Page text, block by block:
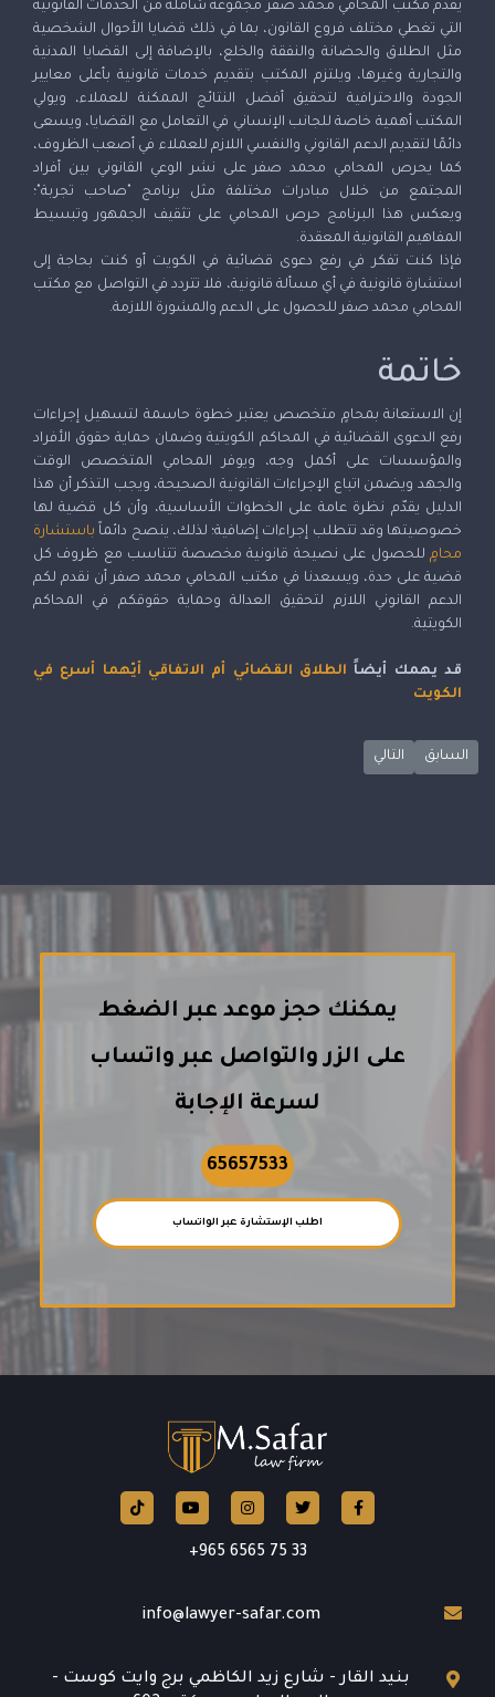
يقدّم مكتب المحامي محمد صفر مجموعة شاملة من الخدمات القانونية
التي تغطي مختلف فروع القانون، بما في ذلك قضايا الأحوال الشخصية
مثل الطلاق والحضانة والنفقة والخلع، بالإضافة إلى القضايا المدنية
والتجارية وغيرها، ويلتزم المكتب بتقديم خدمات قانونية بأعلى معايير
الجودة والاحترافية لتحقيق أفضل النتائج الممكنة للعملاء، ويولي
المكتب أهمية خاصة للجانب الإنساني في التعامل مع القضايا، ويسعى
دائمًا لتقديم الدعم القانوني والنفسي اللازم للعملاء في أصعب الظروف،
كما يحرص المحامي محمد صفر على نشر الوعي القانوني بين أفراد
المجتمع من خلال مبادرات مختلفة مثل برنامج "صاحب تجربة"؛
ويعكس هذا البرنامج حرص المحامي على تثقيف الجمهور وتبسيط
المفاهيم القانونية المعقدة.
فإذا كنت تفكر في رفع دعوى قضائية في الكويت أو كنت بحاجة إلى
استشارة قانونية في أي مسألة قانونية، فلا تتردد في التواصل مع مكتب
المحامي محمد صفر للحصول على الدعم والمشورة اللازمة.
خاتمة
إن الاستعانة بمحامٍ متخصص يعتبر خطوة حاسمة لتسهيل إجراءات
رفع الدعوى القضائية في المحاكم الكويتية وضمان حماية حقوق الأفراد
والمؤسسات على أكمل وجه، ويوفر المحامي المتخصص الوقت
والجهد ويضمن اتباع الإجراءات القانونية الصحيحة، ويجب التذكر أن هذا
الدليل يقدّم نظرة عامة على الخطوات الأساسية، وأن كل قضية لها
خصوصيتها وقد تتطلب إجراءات إضافية؛ لذلك، ينصح دائماً باستشارة
محامٍ للحصول على نصيحة قانونية مخصصة تتناسب مع ظروف كل
قضية على حدة، ويسعدنا في مكتب المحامي محمد صفر أن نقدم لكم
الدعم القانوني اللازم لتحقيق العدالة وحماية حقوقكم في المحاكم
الكويتية.
قد يهمك أيضاً الطلاق القضائي أم الاتفاقي أيّهما أسرع في
الكويت
المقال السابق: كيف تختار أفضل محامي في الكويت لقضيتك.. دليلك الشامل
السابق المقال التالي: التعويض عن الضرر في الزواج في القانون الكويتي
التالي
يمكنك حجز موعد عبر الضغط
على الزر والتواصل عبر واتساب
لسرعة الإجابة
65657533
اطلب الإستشارة عبر الواتساب
Facebook
Twitter
Instagram
Tiktok
33 75 6565 965+
info@lawyer-safar.com
بنيد القار - شارع زيد الكاظمي برج وايت كوست -